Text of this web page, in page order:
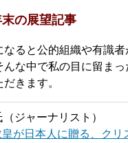
の展望記事
なると公的組織や有識
んな中で私の目に留ま
きます。
ジャーナリスト）
皇が日本人に贈る、クリ